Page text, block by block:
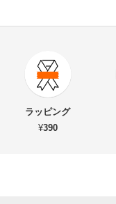
80
ラッピング
¥390